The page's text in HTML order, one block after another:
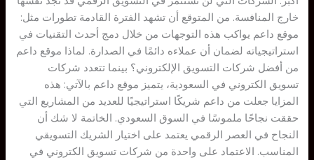
خارج المنافسة. من المتوقع أن تشهد الفترة القادمة تطورات مثل:
موقع داعم يواكب هذه التوجهات من خلال دمج أحدث التقنيات في
استراتيجياته لضمان أن عملاءه دائمًا في الصدارة. لماذا موقع داعم
من أفضل شركات التسويق الإلكتروني؟ بينما تتعدد شركات
تسويق الكتروني في السعودية، يتميز موقع داعم بالآتي: هذه
المزايا جعلت من داعم شريكًا استراتيجيًا للعديد من المشاريع التي
حققت نجاحًا ملموسًا في السوق السعودي. الخاتمة لا شك أن
النجاح في العصر الرقمي يعتمد على اختيار الشريك التسويقي
المناسب. الاعتماد على واحدة من شركات تسويق الكتروني في